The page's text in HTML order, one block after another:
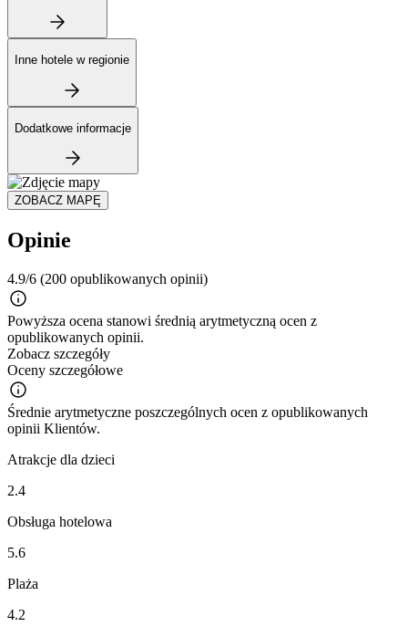
Inne hotele w regionie
Dodatkowe informacje
ZOBACZ MAPĘ
Opinie
4.9/6 (200 opublikowanych opinii)
Powyższa ocena stanowi średnią arytmetyczną ocen z
opublikowanych opinii.
Zobacz szczegóły
Oceny szczegółowe
Średnie arytmetyczne poszczególnych ocen z opublikowanych
opinii Klientów.
Atrakcje dla dzieci
2.4
Obsługa hotelowa
5.6
Plaża
4.2